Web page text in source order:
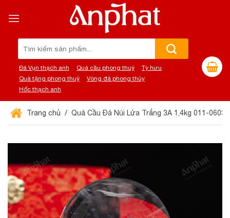
đến
Đá Vụn thạch anh Quả cầu phong thuỷ
Tỳ hưu
Quà tặng phong thuỷ
Vòng đá phong thủy
Hốc thạch anh
Trang chủ Quả Cầu Đá Núi Lửa Trắng 3A 1,4kg 011-